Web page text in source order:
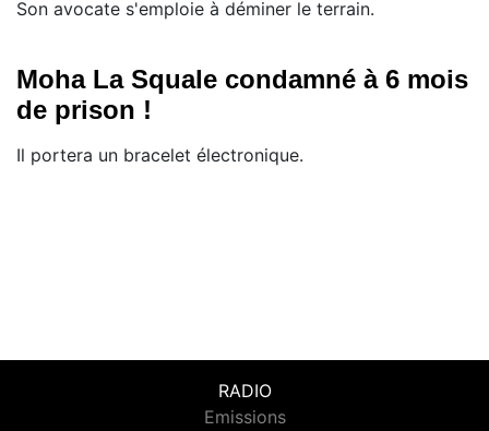
Son avocate s'emploie à déminer le terrain.
Moha La Squale condamné à 6 mois
de prison !
Il portera un bracelet électronique.
RADIO
Emissions